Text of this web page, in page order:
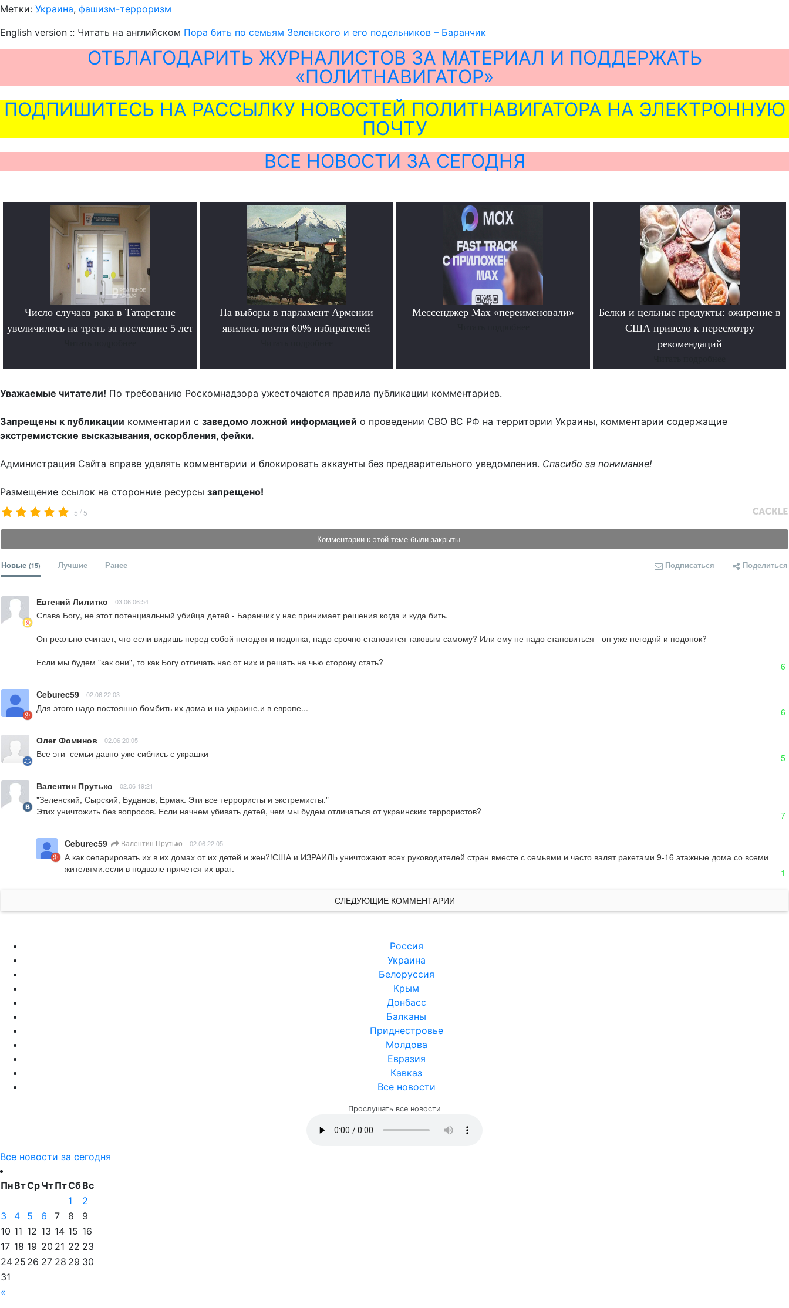
Метки: Украина, фашизм-терроризм
English version :: Читать на английском Пора бить по семьям Зеленского и его подельников – Баранчик
ОТБЛАГОДАРИТЬ ЖУРНАЛИСТОВ ЗА МАТЕРИАЛ И ПОДДЕРЖАТЬ
«ПОЛИТНАВИГАТОР»
ПОДПИШИТЕСЬ НА РАССЫЛКУ НОВОСТЕЙ ПОЛИТНАВИГАТОРА НА ЭЛЕКТРОННУЮ
ПОЧТУ
ВСЕ НОВОСТИ ЗА СЕГОДНЯ
Число случаев рака в Татарстане
увеличилось на треть за последние 5 лет
На выборы в парламент Армении
явились почти 60% избирателей
Мессенджер Max «переименовали»
Белки и цельные продукты: ожирение в
США привело к пересмотру
рекомендаций
Уважаемые читатели! По требованию Роскомнадзора ужесточаются правила публикации комментариев.
Запрещены к публикации комментарии с заведомо ложной информацией о проведении СВО ВС РФ на территории Украины, комментарии содержащие
экстремистские высказывания, оскорбления, фейки.
Администрация Сайта вправе удалять комментарии и блокировать аккаунты без предварительного уведомления. Спасибо за понимание!
Размещение ссылок на сторонние ресурсы запрещено!
5 / 5
Комментарии к этой теме были закрыты
Новые (15) Лучшие Ранее Подписаться Поделиться
Евгений Лилитко 03.06 06:54
Слава Богу, не этот потенциальный убийца детей - Баранчик у нас принимает решения когда и куда бить.
Он реально считает, что если видишь перед собой негодяя и подонка, надо срочно становится таковым самому? Или ему не надо становиться - он уже негодяй и подонок?
Если мы будем "как они", то как Богу отличать нас от них и решать на чью сторону стать?
6
Ceburec59 02.06 22:03
Для этого надо постоянно бомбить их дома и на украине,и в европе... 6
Олег Фоминов 02.06 20:05
Все эти  семьи давно уже сиблись с украшки 5
Валентин Прутько 02.06 19:21
"Зеленский, Сырский, Буданов, Ермак. Эти все террористы и экстремисты."
Этих уничтожить без вопросов. Если начнем убивать детей, чем мы будем отличаться от украинских террористов?
7
Ceburec59 Валентин Прутько 02.06 22:05
А как сепарировать их в их домах от их детей и жен?!США и ИЗРАИЛЬ уничтожают всех руководителей стран вместе с семьями и часто валят ракетами 9-16 этажные дома со всеми
жителями,если в подвале прячется их враг.
1
СЛЕДУЮЩИЕ КОММЕНТАРИИ
Россия
Украина
Белоруссия
Крым
Донбасс
Балканы
Приднестровье
Молдова
Евразия
Кавказ
Все новости
Прослушать все новости
Все новости за сегодня
ПнВтСрЧтПтСбВс
«
1
2
3
4 5 6 7 8
9
10 11 12 13 14 15 16
17 18 19 20 21 22 23
24 25 26 27 28 29 30
31